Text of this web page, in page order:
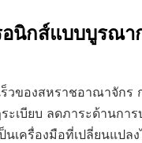
อนิกส์แบบบูรณ
ร็วของสหราชอาณาจัก
เบียบ ลดภาระด้านกา
นเครื่องมือที่เปลี่ยนแป